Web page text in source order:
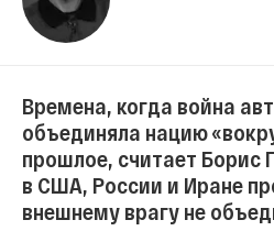
Времена, когда война
объединяла нацию
прошлое, считает Борис
в США, России и Иране
внешнему врагу не